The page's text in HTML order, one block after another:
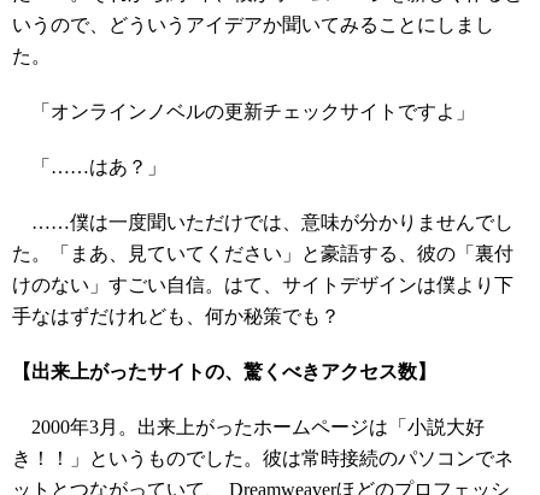
いうので、どういうアイデアか聞いてみることにしまし
た。
「オンラインノベルの更新チェックサイトですよ」
「……はあ？」
……僕は一度聞いただけでは、意味が分かりませんでし
た。「まあ、見ていてください」と豪語する、彼の「裏付
けのない」すごい自信。はて、サイトデザインは僕より下
手なはずだけれども、何か秘策でも？
【出来上がったサイトの、驚くべきアクセス数】
2000年3月。出来上がったホームページは「小説大好
き！！」というものでした。彼は常時接続のパソコンでネ
ットとつながっていて、 Dreamweaverほどのプロフェッシ